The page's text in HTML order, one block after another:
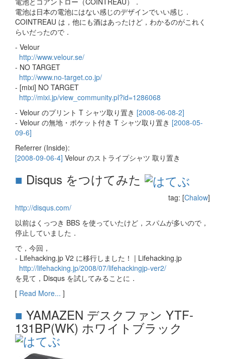
電池は日本の電池にはない感じのデザインでいい感じ．
COINTREAU は，他にも酒はあったけど，わかるのがこれく
らいだったので．
- Velour
http://www.velour.se/
- NO TARGET
http://www.no-target.co.jp/
- [mixi] NO TARGET
http://mixi.jp/view_community.pl?id=1286068
- Velour のプリント T シャツ取り置き [2008-06-08-2]
- Velour の無地・ポケット付き T シャツ取り置き [2008-05-
09-6]
Referrer (Inside):
[2008-09-06-4] Velour のストライプシャツ 取り置き
■ Disqus をつけてみた
tag: [Chalow]
http://disqus.com/
以前はくっつき BBS を使っていたけど，スパムが多いので，
停止していました．
で，今回，
- Lifehacking.jp V2 に移行しました！ | Lifehacking.jp
http://lifehacking.jp/2008/07/lifehackingjp-ver2/
を見て，Disqus を試してみることに．
[ Read More... ]
■ YAMAZEN デスクファン YTF-
131BP(WK) ホワイトブラック